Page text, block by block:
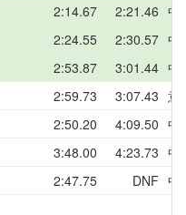
2:14.67 2:21.46 中
2:24.55 2:30.57 中
2:53.87 3:01.44 中
2:59.73 3:07.43 意
2:50.20 4:09.50 中
3:48.00 4:23.73 中
2:47.75 DNF 中